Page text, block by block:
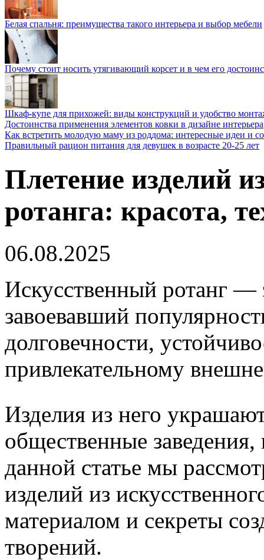
Белая спальня: преимущества такого интерьера и выбор мебели
Почему стоит носить утягивающий корсет и в чем его
Шкаф-купе для прихожей: виды конструкций и удобство
Достоинства применения элементов ковки в дизайне интерьера
Как встретить молодую маму из роддома: интересные идеи и
Правильный рацион питания для девушек в возрасте 20-25 лет
Плетение изделий
ротанга: красота,
06.08.2025
Искусственный ротанг —
завоевавший
долговечности,
привлекательному
Изделия из него
общественные
данной статье мы
изделий из
материалом и секреты
творений.